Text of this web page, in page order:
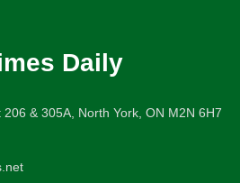
Daily
& 305A, North York, ON M2N 6H7